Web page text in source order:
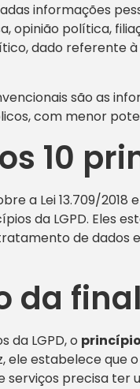
informações
opinião política,
dado referente
são as
com menor
10
a Lei 13.709/2018
da LGPD. Eles
de dados
da
da LGPD, o
ele estabelece que
serviços precisa ter